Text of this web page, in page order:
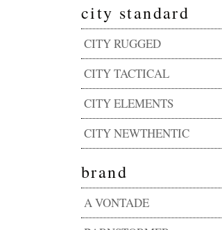
city standard
CITY RUGGED
CITY TACTICAL
CITY ELEMENTS
CITY NEWTHENTIC
brand
A VONTADE